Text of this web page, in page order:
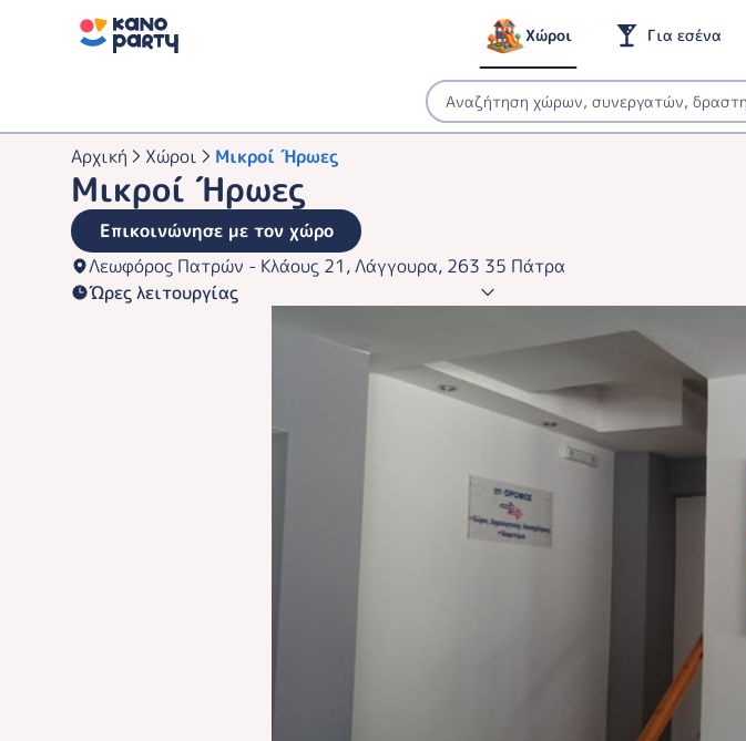
Χώροι Για εσένα
Αρχική Χώροι Μικροί Ήρωες
Μικροί Ήρωες
Επικοινώνησε με τον χώρο
Λεωφόρος Πατρών - Κλάους 21, Λάγγουρα, 263 35 Πάτρα
Ώρες λειτουργίας